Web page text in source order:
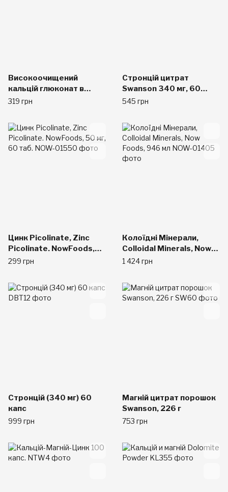
Високоочищений
кальцій глюконат в
порошку, 400 г
319 грн
Стронцій цитрат
Swanson 340 мг, 60
капсул
545 грн
Цинк Picolinate, Zinc
Picolinate. NowFoods,
50 мг, 60 таб.
299 грн
Колоїдні Мінерали,
Colloidal Minerals, Now
Foods, 946 мл
1 424 грн
Стронцій (340 мг) 60
капс
999 грн
Магній цитрат порошок
Swanson, 226 г
753 грн